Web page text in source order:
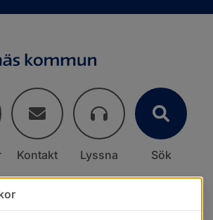
Kontakt Lyssna Sök